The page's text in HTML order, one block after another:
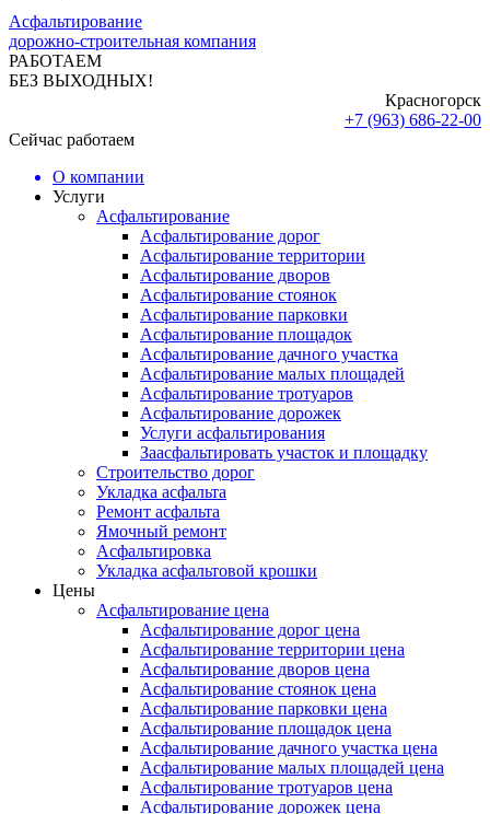
Асфальтирование
дорожно-строительная компания
РАБОТАЕМ
БЕЗ ВЫХОДНЫХ!
Красногорск
+7 (963) 686-22-00
Сейчас работаем
О компании
Услуги
Асфальтирование
Асфальтирование дорог
Асфальтирование территории
Асфальтирование дворов
Асфальтирование стоянок
Асфальтирование парковки
Асфальтирование площадок
Асфальтирование дачного участка
Асфальтирование малых площадей
Асфальтирование тротуаров
Асфальтирование дорожек
Услуги асфальтирования
Заасфальтировать участок и площадку
Строительство дорог
Укладка асфальта
Ремонт асфальта
Ямочный ремонт
Асфальтировка
Укладка асфальтовой крошки
Цены
Асфальтирование цена
Асфальтирование дорог цена
Асфальтирование территории цена
Асфальтирование дворов цена
Асфальтирование стоянок цена
Асфальтирование парковки цена
Асфальтирование площадок цена
Асфальтирование дачного участка цена
Асфальтирование малых площадей цена
Асфальтирование тротуаров цена
Асфальтирование дорожек цена